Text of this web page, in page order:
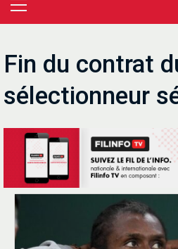
Fin du contrat
sélectionneur